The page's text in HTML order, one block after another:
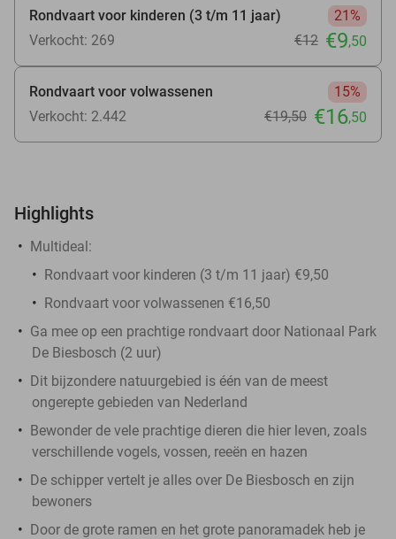
Rondvaart voor kinderen (3 t/m 11 jaar)
21%
Verkocht: 269
€12 €9,50
Rondvaart voor volwassenen
15%
Verkocht: 2.442
€19,50 €16,50
Highlights
Multideal:
Rondvaart voor kinderen (3 t/m 11 jaar) €9,50
Rondvaart voor volwassenen €16,50
Ga mee op een prachtige rondvaart door Nationaal Park
De Biesbosch (2 uur)
Dit bijzondere natuurgebied is één van de meest
ongerepte gebieden van Nederland
Bewonder de vele prachtige dieren die hier leven, zoals
verschillende vogels, vossen, reeën en hazen
De schipper vertelt je alles over De Biesbosch en zijn
bewoners
Door de grote ramen en het grote panoramadek heb je